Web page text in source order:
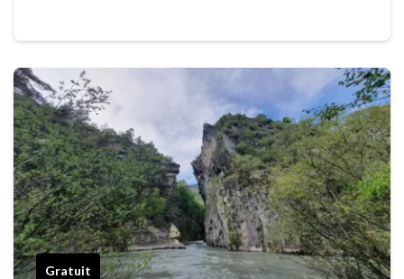
Gratuit